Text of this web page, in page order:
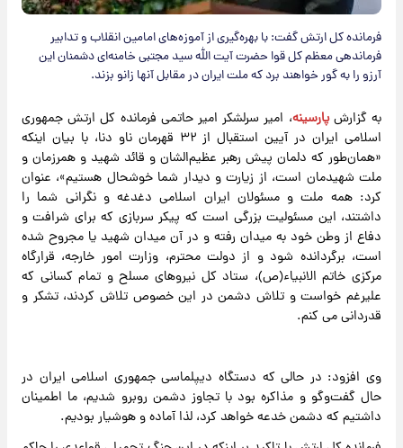
فرمانده کل ارتش گفت: با بهره‌گیری از آموزه‌های امامین انقلاب و تدابیر
فرماندهی معظم کل قوا حضرت آیت الله سید مجتبی خامنه‌ای دشمنان این
آرزو را به گور خواهند برد که ملت ایران در مقابل آنها زانو بزند.
به گزارشپارسینه، امیر سرلشکر امیر حاتمی فرمانده کل ارتش جمهوری
اسلامی ایران در آیین استقبال از ۳۲ قهرمان ناو دنا، با بیان اینکه
«همان‌طور که دلمان پیش رهبر عظیم‌الشان و قائد شهید و همرزمان و
ملت شهیدمان است، از زیارت و دیدار شما خوشحال هستیم»، عنوان
کرد: همه ملت و مسئولان ایران اسلامی دغدغه و نگرانی شما را
داشتند، این مسئولیت بزرگی است که پیکر سربازی که برای شرافت و
دفاع از وطن خود به میدان رفته و در آن میدان شهید یا مجروح شده
است، برگردانده شود و از دولت محترم، وزارت امور خارجه، قرارگاه
مرکزی خاتم الانبیاء(ص)، ستاد کل نیروهای مسلح و تمام کسانی که
علیرغم خواست و تلاش دشمن در این خصوص تلاش کردند، تشکر و
قدردانی می کنم.
وی افزود: در حالی که دستگاه دیپلماسی جمهوری اسلامی ایران در
حال گفت‌وگو و مذاکره بود با تجاوز دشمن روبرو شدیم، ما اطمینان
داشتیم که دشمن خدعه خواهد کرد، لذا آماده و هوشیار بودیم.